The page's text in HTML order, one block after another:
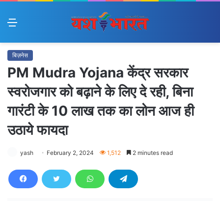
Menu
बिज़नेस
PM Mudra Yojana केंद्र सरकार
स्वरोजगार को बढ़ाने के लिए दे रही, बिना
गारंटी के 10 लाख तक का लोन आज ही
उठाये फायदा
yash February 2, 2024 1,512 2 minutes read